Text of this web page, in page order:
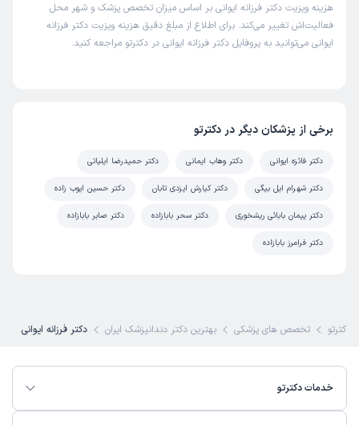
هزینه ویزیت دکتر فرزانه ایوانی بر اساس میزان تخصص پزشک و شهر محل
فعالیت‌اش تغییر می‌کند. برای اطلاع از مبلغ دقیق هزینه ویزیت دکتر فرزانه
ایوانی می‌توانید به پروفایل دکتر فرزانه ایوانی در دکترتو مراجعه کنید.
برخی از پزشکان دیگر در دکترتو
دکتر فائزه ایوانی دکتر وهاب ایمانی دکتر حمیدرضا ایلیاتی
دکتر شهرام ایل بیگی دکتر کیارش ایزدی تابان دکتر حسین ایوب زاده
دکتر پیمان بابائی ریشخوری دکتر سحر بابازاده دکتر صابر بابازاده
دکتر فرامرز بابازاده
دکترتو تخصص های پزشکی بهترین دکتر دندانپزشک ایران دکتر فرزانه ایوانی
خدمات دکترتو